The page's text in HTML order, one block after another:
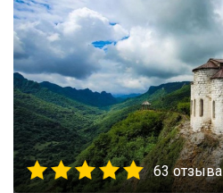
63 отзыва